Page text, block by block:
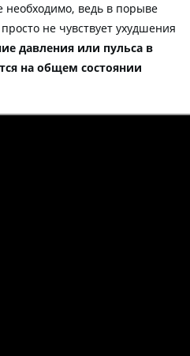
необходимо, ведь в порыве
не чувствует ухудшения
давления или пульса в
на общем состоянии